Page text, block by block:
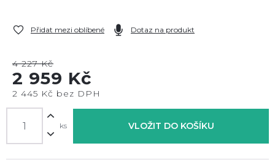
Přidat mezi oblíbené Dotaz na produkt
4 227 Kč
2 959 Kč
2 445 Kč bez DPH
ks VLOŽIT DO KOŠÍKU